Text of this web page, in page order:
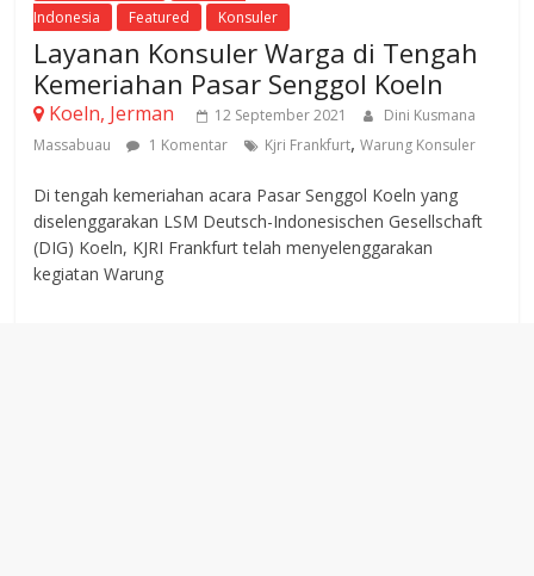
Indonesia
Featured Konsuler
Layanan Konsuler Warga di Tengah
Kemeriahan Pasar Senggol Koeln
Koeln, Jerman 12 September 2021
Dini Kusmana
Massabuau
1 Komentar Kjri Frankfurt,Warung Konsuler
Di tengah kemeriahan acara Pasar Senggol Koeln yang
diselenggarakan LSM Deutsch-Indonesischen Gesellschaft
(DIG) Koeln, KJRI Frankfurt telah menyelenggarakan
kegiatan Warung